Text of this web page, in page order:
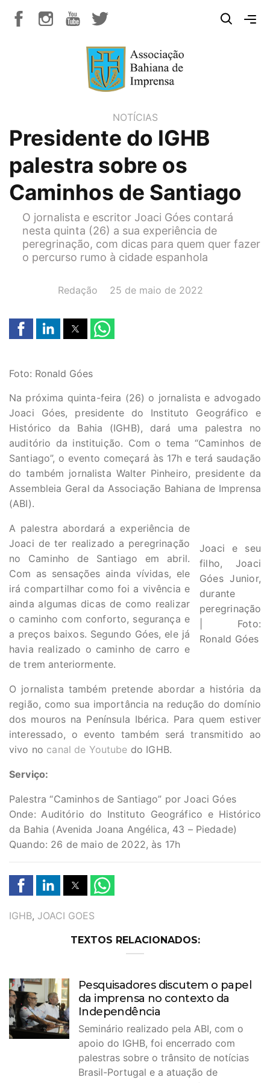
NOTÍCIAS
Presidente do IGHB
palestra sobre os
Caminhos de Santiago
O jornalista e escritor Joaci Góes contará
nesta quinta (26) a sua experiência de
peregrinação, com dicas para quem quer fazer
o percurso rumo à cidade espanhola
AUTOR(A):
Redação DATA:
25 de maio de 2022
Foto: Ronald Góes
Na próxima quinta-feira (26) o jornalista e advogado
Joaci Góes, presidente do Instituto Geográfico e
Histórico da Bahia (IGHB), dará uma palestra no
auditório da instituição. Com o tema “Caminhos de
Santiago”, o evento começará às 17h e terá saudação
do também jornalista Walter Pinheiro, presidente da
Assembleia Geral da Associação Bahiana de Imprensa
(ABI).
Joaci e seu
filho, Joaci
Góes Junior,
durante
peregrinação
| Foto:
Ronald Góes
A palestra abordará a experiência de
Joaci de ter realizado a peregrinação
no Caminho de Santiago em abril.
Com as sensações ainda vívidas, ele
irá compartilhar como foi a vivência e
ainda algumas dicas de como realizar
o caminho com conforto, segurança e
a preços baixos. Segundo Góes, ele já
havia realizado o caminho de carro e
de trem anteriormente.
O jornalista também pretende abordar a história da
região, como sua importância na redução do domínio
dos mouros na Península Ibérica. Para quem estiver
interessado, o evento também será transmitido ao
vivo no canal de Youtube do IGHB.
Serviço:
Palestra “Caminhos de Santiago” por Joaci Góes
Onde: Auditório do Instituto Geográfico e Histórico
da Bahia (Avenida Joana Angélica, 43 – Piedade)
Quando: 26 de maio de 2022, às 17h
TAGS
IGHB, JOACI GOES
TEXTOS RELACIONADOS:
Pesquisadores discutem o papel
da imprensa no contexto da
Independência
Seminário realizado pela ABI, com o
apoio do IGHB, foi encerrado com
palestras sobre o trânsito de notícias
Brasil-Portugal e a atuação de